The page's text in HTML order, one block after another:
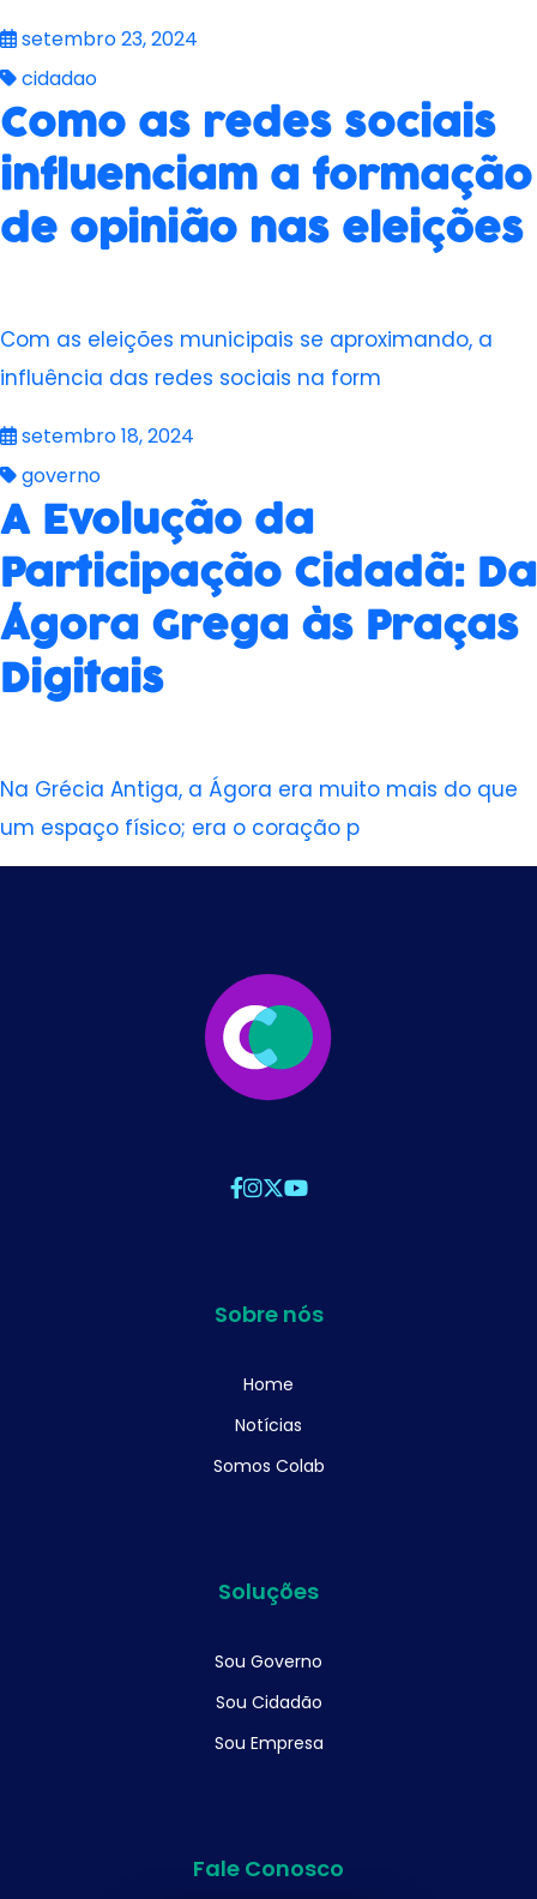
setembro 23, 2024
cidadao
Como as redes sociais
influenciam a formação
de opinião nas eleições
Com as eleições municipais se aproximando, a
influência das redes sociais na form
setembro 18, 2024
governo
A Evolução da
Participação Cidadã: Da
Ágora Grega às Praças
Digitais
Na Grécia Antiga, a Ágora era muito mais do que
um espaço físico; era o coração p
Sobre nós
Home
Notícias
Somos Colab
Soluções
Sou Governo
Sou Cidadão
Sou Empresa
Fale Conosco